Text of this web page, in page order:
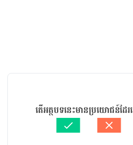
តើអត្ថបទនេះមានប្រយោជន៍ដែរ